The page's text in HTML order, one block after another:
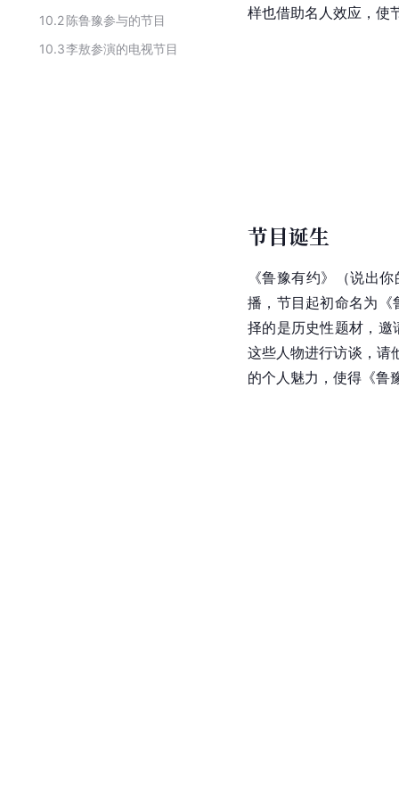
10.2陈鲁豫参与的节目
10.3李敖参演的电视节目
样也借助名人效应，使
节目诞生
《鲁豫有约》（说出
播，节目起初命名为《
择的是历史性题材，
这些人物进行访谈，请
的个人魅力，使得《鲁